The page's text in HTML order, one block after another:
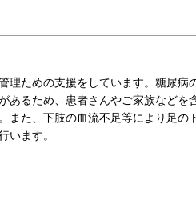
理ための支援をしています。糖尿病
あるため、患者さんやご家族などを
また、下肢の血流不足等により足の
います。